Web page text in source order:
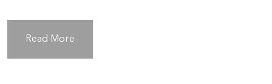
Read More